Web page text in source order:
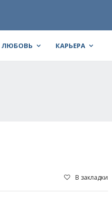
ЛЮБОВЬ КАРЬЕРА
В закладки